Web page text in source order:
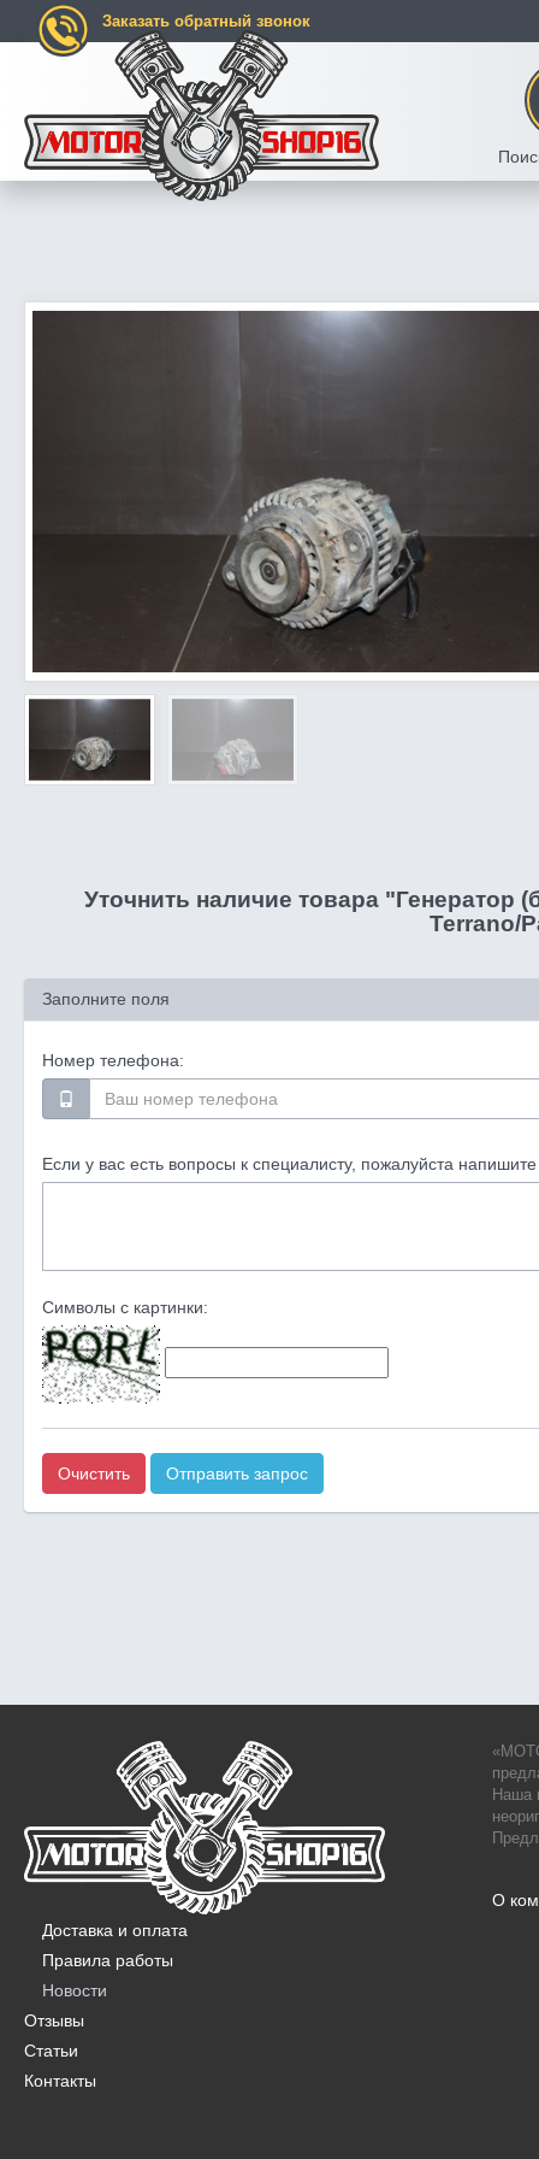
Заказать обратный звонок
Уточнить наличие товара "Генератор
Terrano/
Заполните поля
Номер телефона:
Если у вас есть вопросы к специалисту, пожалуйста напишите
Символы с картинки:
Очистить Отправить запрос
Наша
О
Доставка и оплата
Правила работы
Новости
Отзывы
Статьи
Контакты